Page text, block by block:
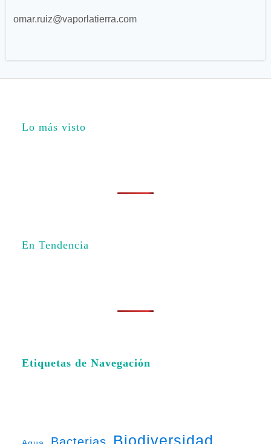
omar.ruiz@vaporlatierra.com
Lo más visto
En Tendencia
Etiquetas de Navegación
Biodiversidad